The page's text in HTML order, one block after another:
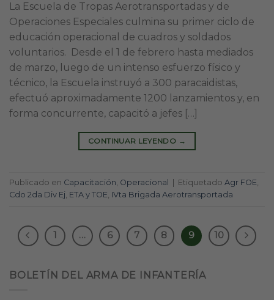
La Escuela de Tropas Aerotransportadas y de
Operaciones Especiales culmina su primer ciclo de
educación operacional de cuadros y soldados
voluntarios. Desde el 1 de febrero hasta mediados
de marzo, luego de un intenso esfuerzo físico y
técnico, la Escuela instruyó a 300 paracaidistas,
efectuó aproximadamente 1200 lanzamientos y, en
forma concurrente, capacitó a jefes […]
CONTINUAR LEYENDO →
Publicado en Capacitación, Operacional Etiquetado Agr FOE,
Cdo 2da Div Ej, ETA y TOE, IVta Brigada Aerotransportada
1 … 6 7 8 9 10
BOLETÍN DEL ARMA DE INFANTERÍA